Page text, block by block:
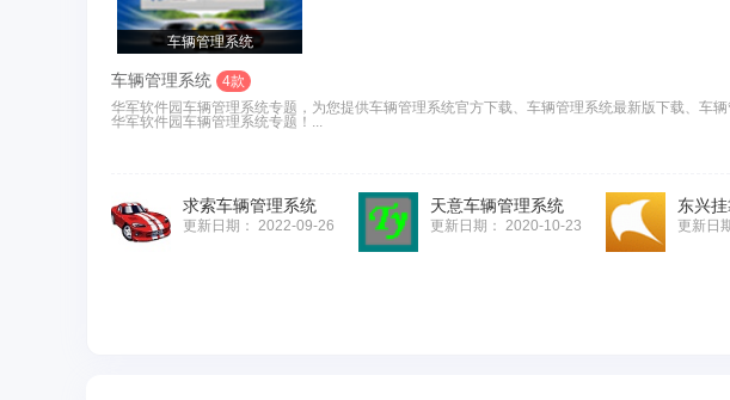
车辆管理系统
车辆管理系统
4款
华军软件园车辆管理系统专题，为您提供车辆管理系统官方下载、车辆管理系统最新版下载、车
华军软件园车辆管理系统专题！...
求索车辆管理系统
更新日期： 2022-09-26
天意车辆管理系统
更新日期： 2020-10-23
东兴
更新日